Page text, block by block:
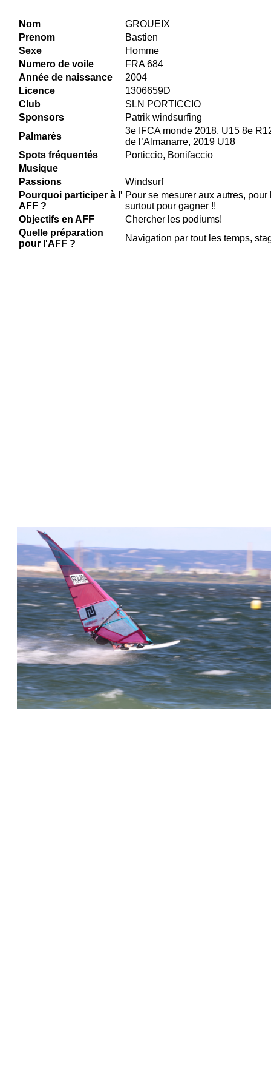
Nom
GROUEIX
Prenom
Bastien
Sexe
Homme
Numero de voile
FRA 684
Année de naissance
2004
Licence
1306659D
Club
SLN PORTICCIO
Sponsors
Patrik windsurfing
Palmarès
3e IFCA monde 2018, U15 8e
de l’Almanarre, 2019 U18
Spots fréquentés
Porticcio, Bonifaccio
Musique
Passions
Windsurf
Pourquoi participer à l'
AFF ?
Pour se mesurer aux autres,
surtout pour gagner !!
Objectifs en AFF
Chercher les podiums!
Quelle préparation
pour l'AFF ?
Navigation par tout les temps,